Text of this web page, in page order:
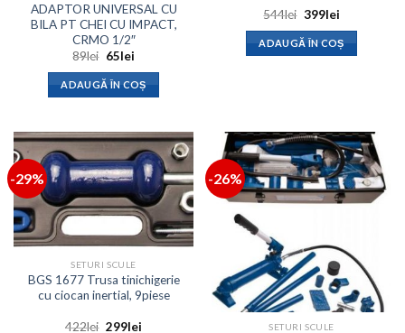
ADAPTOR UNIVERSAL CU
BILA PT CHEI CU IMPACT,
CRMO 1/2″
89lei Prețul
a
fost:
89lei.
65leiPrețul
este:
65lei.
ADAUGĂ ÎN COȘ
544lei Prețul
a
fost:
544lei.
399leiPrețul
este:
399lei.
ADAUGĂ ÎN COȘ
-29%
SETURI SCULE
BGS 1677 Trusa tinichigerie
cu ciocan inertial, 9piese
422lei Prețul
299leiPrețul
-26%
SETURI SCULE